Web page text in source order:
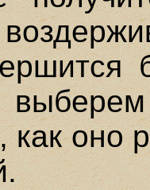
как оно